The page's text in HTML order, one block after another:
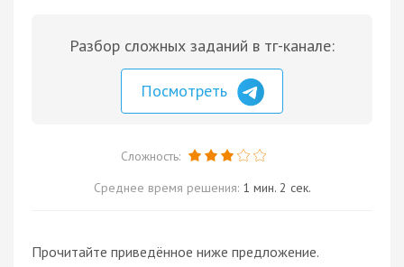
Разбор сложных заданий в тг-канале:
Посмотреть
Сложность:
Среднее время решения: 1 мин. 2 сек.
Прочитайте приведённое ниже предложение.